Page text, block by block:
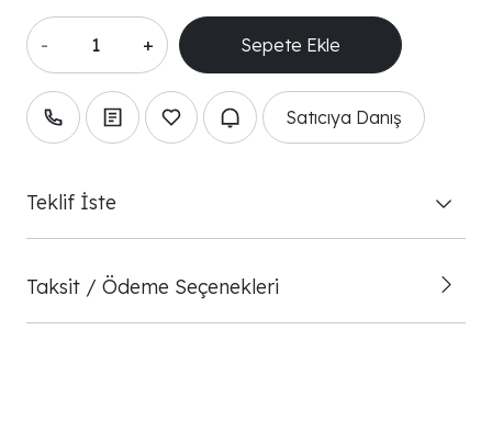
- +
Satıcıya Danış
Teklif İste
Taksit / Ödeme Seçenekleri